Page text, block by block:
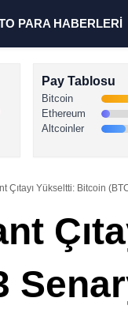
PARA HABERLERİ
Pay Tablosu
Bitcoin
Ethereum
Altcoinler
Çıtayı Yükseltti: Bitcoin